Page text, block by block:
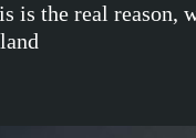
is the real reason,